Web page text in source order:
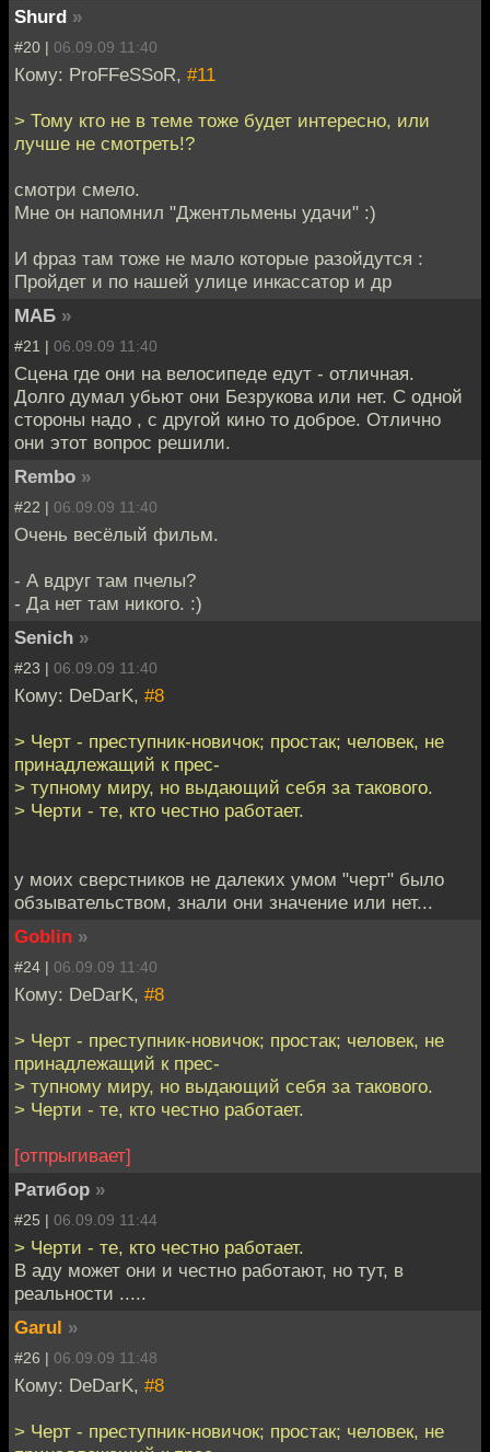
Shurd »
#20 | 06.09.09 11:40
Кому: ProFFeSSoR, #11
> Тому кто не в теме тоже будет интересно, или
лучше не смотреть!?
смотри смело.
Мне он напомнил "Джентльмены удачи" :)
И фраз там тоже не мало которые разойдутся :
Пройдет и по нашей улице инкассатор и др
МАБ »
#21 | 06.09.09 11:40
Сцена где они на велосипеде едут - отличная.
Долго думал убьют они Безрукова или нет. С одной
стороны надо , с другой кино то доброе. Отлично
они этот вопрос решили.
Rembo »
#22 | 06.09.09 11:40
Очень весёлый фильм.
- А вдруг там пчелы?
- Да нет там никого. :)
Senich »
#23 | 06.09.09 11:40
Кому: DeDarK, #8
> Черт - преступник-новичок; простак; человек, не
принадлежащий к прес-
> тупному миру, но выдающий себя за такового.
> Черти - те, кто честно работает.
у моих сверстников не далеких умом "черт" было
обзывательством, знали они значение или нет...
Goblin »
#24 | 06.09.09 11:40
Кому: DeDarK, #8
> Черт - преступник-новичок; простак; человек, не
принадлежащий к прес-
> тупному миру, но выдающий себя за такового.
> Черти - те, кто честно работает.
[отпрыгивает]
Ратибор »
#25 | 06.09.09 11:44
> Черти - те, кто честно работает.
В аду может они и честно работают, но тут, в
реальности .....
Garul »
#26 | 06.09.09 11:48
Кому: DeDarK, #8
> Черт - преступник-новичок; простак; человек, не